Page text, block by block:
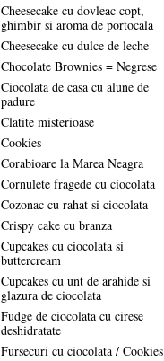
Cheesecake cu dovleac copt,
ghimbir si aroma de portocala
Cheesecake cu dulce de leche
Chocolate Brownies = Negrese
Ciocolata de casa cu alune de
padure
Clatite misterioase
Cookies
Corabioare la Marea Neagra
Cornulete fragede cu ciocolata
Cozonac cu rahat si ciocolata
Crispy cake cu branza
Cupcakes cu ciocolata si
buttercream
Cupcakes cu unt de arahide si
glazura de ciocolata
Fudge de ciocolata cu cirese
deshidratate
Fursecuri cu ciocolata / Cookies